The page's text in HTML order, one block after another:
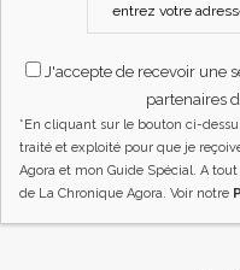
J'accepte de recevoir une
partenaires
*En cliquant sur le bouton ci-
traité et exploité pour que je
Agora et mon Guide Spécial. A
de La Chronique Agora. Voir notre